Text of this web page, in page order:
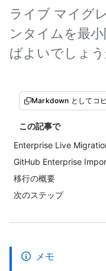
ライブ マイグ
ンタイムを最
ばよいでしょう
Markdown としてコ
この記事で
Enterprise Live
GitHub Enterprise
移行の概要
次のステップ
メモ